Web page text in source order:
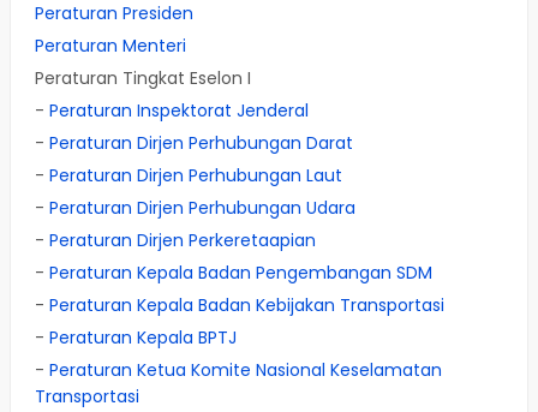
Peraturan Presiden
Peraturan Menteri
Peraturan Tingkat Eselon I
- Peraturan Inspektorat Jenderal
- Peraturan Dirjen Perhubungan Darat
- Peraturan Dirjen Perhubungan Laut
- Peraturan Dirjen Perhubungan Udara
- Peraturan Dirjen Perkeretaapian
- Peraturan Kepala Badan Pengembangan SDM
- Peraturan Kepala Badan Kebijakan Transportasi
- Peraturan Kepala BPTJ
- Peraturan Ketua Komite Nasional Keselamatan
Transportasi